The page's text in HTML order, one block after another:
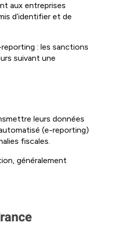
aux entreprises
d’identifier et de
: les sanctions
suivant une
leurs données
(e-reporting)
fiscales.
généralement